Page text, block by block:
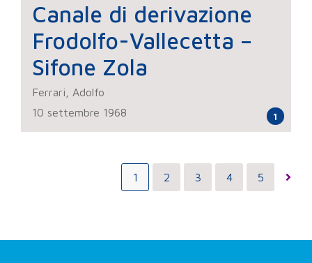
Canale di derivazione
Frodolfo-Vallecetta –
Sifone Zola
Ferrari, Adolfo
10 settembre 1968
1
1 2 3 4 5